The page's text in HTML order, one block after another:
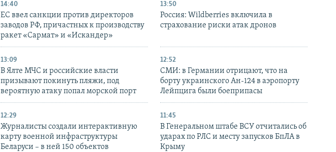
14:40
ЕС ввел санкции против директоров
заводов РФ, причастных к производству
ракет «Сармат» и «Искандер»
13:50
Россия: Wildberries включила в
страхование риски атак дронов
13:09
В Ялте МЧС и российские власти
призывают покинуть пляжи, под
вероятную атаку попал морской порт
12:52
СМИ: в Германии отрицают, что на
борту украинского Ан-124 в аэропорту
Лейпцига были боеприпасы
12:29
Журналисты создали интерактивную
карту военной инфраструктуры
Беларуси – в ней 150 объектов
11:45
В Генеральном штабе ВСУ отчитались об
ударах по РЛС и месту запусков БпЛА в
Крыму